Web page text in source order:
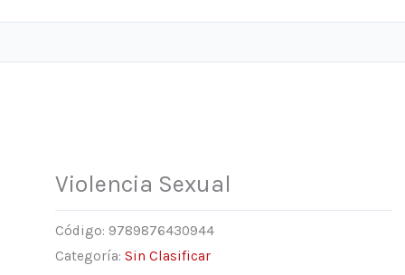
Violencia Sexual
Código: 9789876430944
Categoría: Sin Clasificar